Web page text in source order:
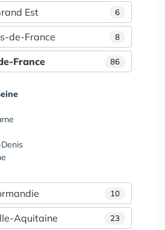
6
Est
8
de-France
86
France
10
23
Aquitaine